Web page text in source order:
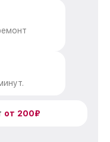
от 200₽